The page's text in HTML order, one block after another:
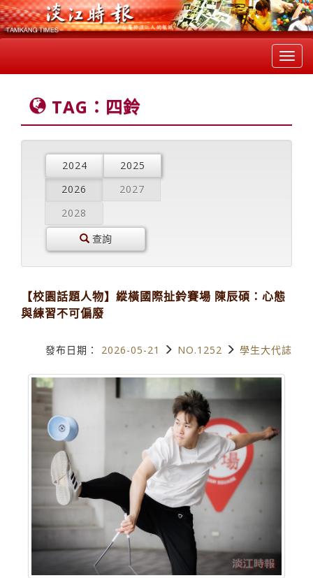
TAG：四鈴
2024
2025
2026
2027
2028
查詢
【校園話題人物】縱橫國際扯鈴賽場 陳辰碩：心態
與練習不可偏廢
發布日期： 2026-05-21 NO.1252 學生大代誌